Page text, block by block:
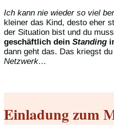
Ich kann nie wieder so viel
kleiner das Kind, desto eher
der Situation bist und du
geschäftlich dein Standing
dann geht das. Das kriegst
Netzwerk…
Einladung zum